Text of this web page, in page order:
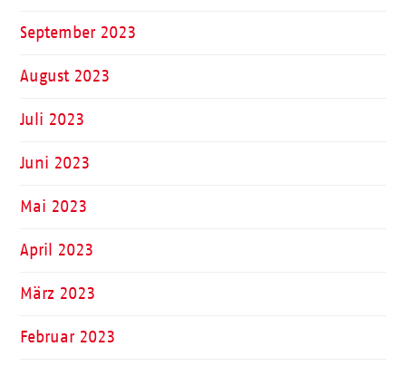
September 2023
August 2023
Juli 2023
Juni 2023
Mai 2023
April 2023
März 2023
Februar 2023